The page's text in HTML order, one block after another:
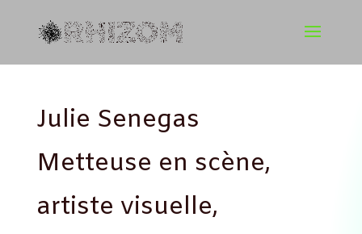
Julie Senegas
Metteuse en scène,
artiste visuelle,